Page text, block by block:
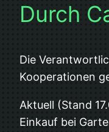
Durch
Die
Kooperationen
Aktuell (Stand
Einkauf bei